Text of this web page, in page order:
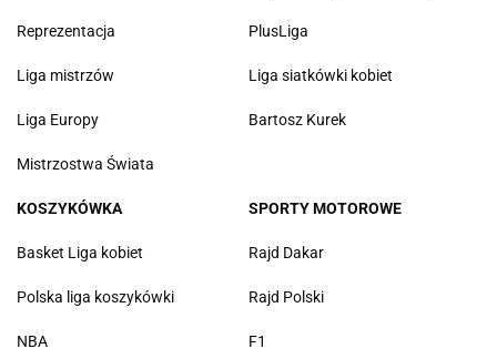
Reprezentacja
Liga mistrzów
Liga Europy
Mistrzostwa Świata
PlusLiga
Liga siatkówki kobiet
Bartosz Kurek
KOSZYKÓWKA
Basket Liga kobiet
Polska liga koszykówki
NBA
SPORTY MOTOROWE
Rajd Dakar
Rajd Polski
F1